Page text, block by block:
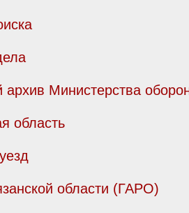
архив Министерства
область
области (ГАРО)